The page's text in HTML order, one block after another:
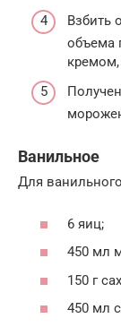
Взбить
объема
Ванильное
Для
6 яиц;
450 мл
150 г
450 мл